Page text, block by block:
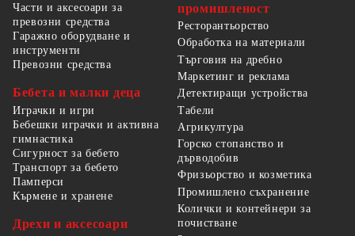
Части и аксесоари за
превозни средства
Гаражно оборудване и
инструменти
Превозни средства
Бебета и малки деца
Играчки и игри
Бебешки играчки и активна
гимнастика
Сигурност за бебето
Транспорт за бебето
Памперси
Кърмене и хранене
Дрехи и аксесоари
промишленост
Ресторантьорство
Обработка на материали
Търговия на дребно
Маркетинг и реклама
Детектиращи устройства
Табели
Агрикултура
Горско стопанство и
дърводобив
Фризьорство и козметика
Промишлено съхранение
Колички и контейнери за
почистване